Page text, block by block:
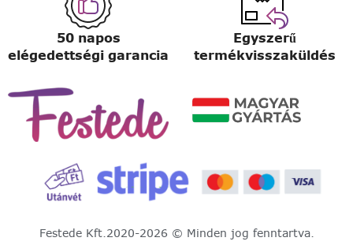
50 napos
elégedettségi garancia
Egyszerű
termékvisszaküldés
Festede Kft.2020-2026 © Minden jog fenntartva.